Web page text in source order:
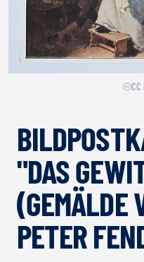
CC
"DAS
(GEMÄLDE
PETER